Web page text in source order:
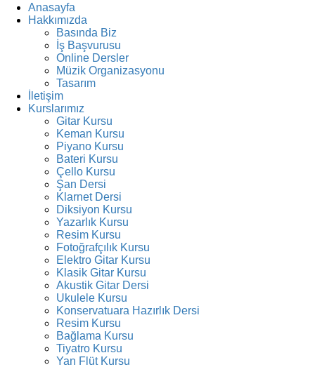
Anasayfa
Hakkımızda
Basında Biz
İş Başvurusu
Online Dersler
Müzik Organizasyonu
Tasarım
İletişim
Kurslarımız
Gitar Kursu
Keman Kursu
Piyano Kursu
Bateri Kursu
Çello Kursu
Şan Dersi
Klarnet Dersi
Diksiyon Kursu
Yazarlık Kursu
Resim Kursu
Fotoğrafçılık Kursu
Elektro Gitar Kursu
Klasik Gitar Kursu
Akustik Gitar Dersi
Ukulele Kursu
Konservatuara Hazırlık Dersi
Resim Kursu
Bağlama Kursu
Tiyatro Kursu
Yan Flüt Kursu